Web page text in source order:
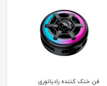
فن خنک کننده رادیاتوری